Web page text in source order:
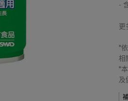
-
更
*
相
*
及